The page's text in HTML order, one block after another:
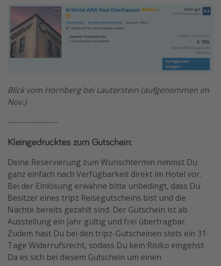
Blick vom Hornberg bei Lauterstein (aufgenommen im
Nov.)
-----------------
Kleingedrucktes zum Gutschein:
Deine Reservierung zum Wunschtermin nimmst Du
ganz einfach nach Verfügbarkeit direkt im Hotel vor.
Bei der Einlösung erwähne bitte unbedingt, dass Du
Besitzer eines tripz Reisegutscheins bist und die
Nächte bereits gezahlt sind. Der Gutschein ist ab
Ausstellung ein Jahr gültig und frei übertragbar.
Zudem hast Du bei den tripz-Gutscheinen stets ein 31-
Tage Widerrufsrecht, sodass Du kein Risiko eingehst.
Da es sich bei diesem Gutschein um einen